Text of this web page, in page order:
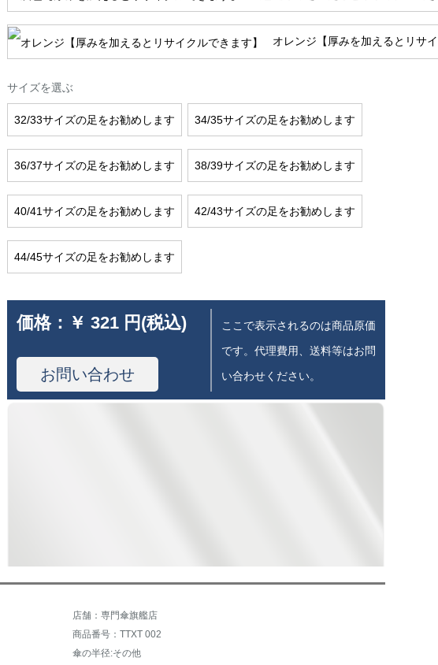
オレンジ【厚みを加えるとリサ
サイズを選ぶ
32/33サイズの足をお勧めします 34/35サイズの足をお勧めします
36/37サイズの足をお勧めします 38/39サイズの足をお勧めします
40/41サイズの足をお勧めします 42/43サイズの足をお勧めします
44/45サイズの足をお勧めします
価格： ￥ 321 円(税込)
お問い合わせ
ここで表示されるのは商品原価
です。代理費用、送料等はお問
い合わせください。
店舗：専門傘旗艦店
商品番号：TTXT 002
傘の半径:その他